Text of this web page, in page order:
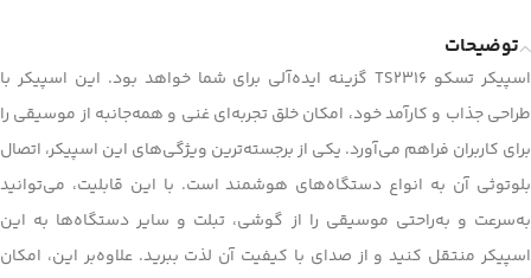
توضیحات
اسپیکر تسکو TS2316 گزینه ایده‌آلی برای شما خواهد بود. این اسپیکر با
طراحی جذاب و کارآمد خود، امکان خلق تجربه‌ای غنی و همه‌جانبه از موسیقی را
برای کاربران فراهم می‌آورد. یکی از برجسته‌ترین ویژگی‌های این اسپیکر، اتصال
بلوتوثی آن به انواع دستگاه‌های هوشمند است. با این قابلیت، می‌توانید
به‌سرعت و به‌راحتی موسیقی را از گوشی، تبلت و سایر دستگاه‌ها به این
اسپیکر منتقل کنید و از صدای با کیفیت آن لذت ببرید. علاوه‌بر این، امکان